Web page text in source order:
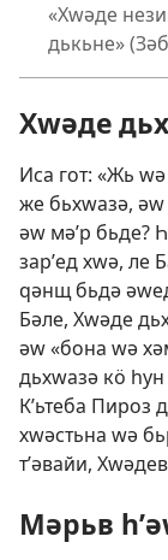
«Хԝәде
дькьне» (
Хԝәде
Иса гот: «Жь
же бьхԝазә, әԝ
әԝ мәʹр бьде?
зарʹед хԝә, ле
ԛәнщ бьдә
Бәле, Хԝәде
әԝ «бона ԝә
дьхԝазә кӧ
Кʹьтеба Пироз
хԝәстьна ԝә
тʹәвайи,
Мәрьв